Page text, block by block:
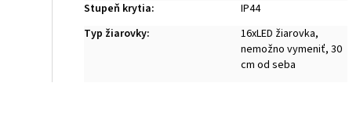
Stupeň krytia:
IP44
Typ žiarovky:
16xLED žiarovka,
nemožno vymeniť, 30
cm od seba